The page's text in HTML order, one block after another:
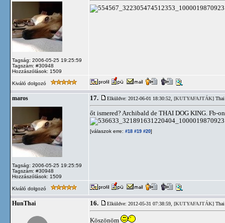
Tagság: 2006-05-25 19:25:59
Tagszám: #30948
Hozzászólások: 1509
Kiváló dolgozó
maros
Tagság: 2006-05-25 19:25:59
Tagszám: #30948
Hozzászólások: 1509
17. Elküldve: 2012-06-01 18:30:52, [KUTYAFAJTÁK]
őt ismered? Archibald de THAI DOG KING. Fb-
[válaszok erre: #18 #19 #20]
Kiváló dolgozó
HunThai 16. Elküldve: 2012-05-31 07:38:59, [KUTYAFAJTÁK]
Köszönöm